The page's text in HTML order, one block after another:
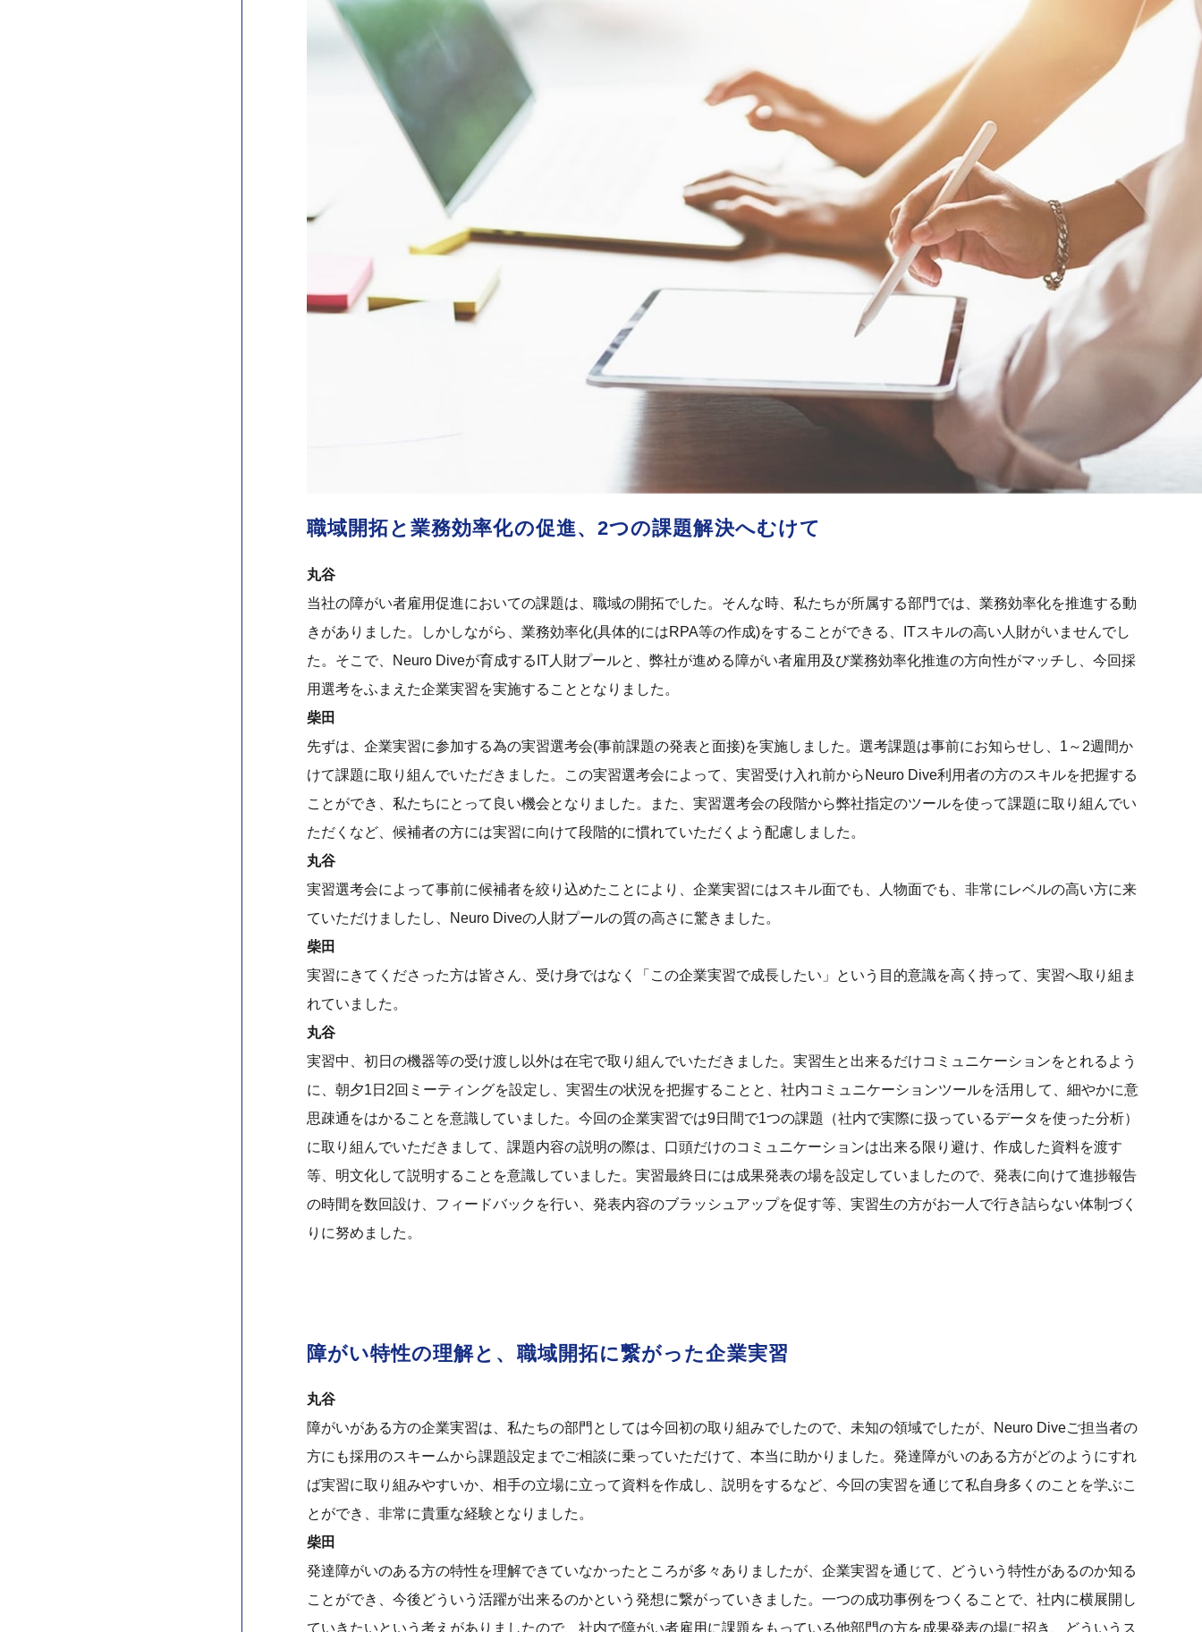
職域開拓と業務効率化の促進、2つの課題解決へむけて
丸谷
当社の障がい者雇用促進においての課題は、職域の開拓でした。そんな時、私たちが所属する部門では、業務効率化を推進する動
きがありました。しかしながら、業務効率化(具体的にはRPA等の作成)をすることができる、ITスキルの高い人財がいませんでし
た。そこで、Neuro Diveが育成するIT人財プールと、弊社が進める障がい者雇用及び業務効率化推進の方向性がマッチし、今回採
用選考をふまえた企業実習を実施することとなりました。
柴田
先ずは、企業実習に参加する為の実習選考会(事前課題の発表と面接)を実施しました。選考課題は事前にお知らせし、1～2週間か
けて課題に取り組んでいただきました。この実習選考会によって、実習受け入れ前からNeuro Dive利用者の方のスキルを把握する
ことができ、私たちにとって良い機会となりました。また、実習選考会の段階から弊社指定のツールを使って課題に取り組んでい
ただくなど、候補者の方には実習に向けて段階的に慣れていただくよう配慮しました。
丸谷
実習選考会によって事前に候補者を絞り込めたことにより、企業実習にはスキル面でも、人物面でも、非常にレベルの高い方に来
ていただけましたし、Neuro Diveの人財プールの質の高さに驚きました。
柴田
実習にきてくださった方は皆さん、受け身ではなく「この企業実習で成長したい」という目的意識を高く持って、実習へ取り組ま
れていました。
丸谷
実習中、初日の機器等の受け渡し以外は在宅で取り組んでいただきました。実習生と出来るだけコミュニケーションをとれるよう
に、朝夕1日2回ミーティングを設定し、実習生の状況を把握することと、社内コミュニケーションツールを活用して、細やかに意
思疎通をはかることを意識していました。今回の企業実習では9日間で1つの課題（社内で実際に扱っているデータを使った分析）
に取り組んでいただきまして、課題内容の説明の際は、口頭だけのコミュニケーションは出来る限り避け、作成した資料を渡す
等、明文化して説明することを意識していました。実習最終日には成果発表の場を設定していましたので、発表に向けて進捗報告
の時間を数回設け、フィードバックを行い、発表内容のブラッシュアップを促す等、実習生の方がお一人で行き詰らない体制づく
りに努めました。
障がい特性の理解と、職域開拓に繋がった企業実習
丸谷
障がいがある方の企業実習は、私たちの部門としては今回初の取り組みでしたので、未知の領域でしたが、Neuro Diveご担当者の
方にも採用のスキームから課題設定までご相談に乗っていただけて、本当に助かりました。発達障がいのある方がどのようにすれ
ば実習に取り組みやすいか、相手の立場に立って資料を作成し、説明をするなど、今回の実習を通じて私自身多くのことを学ぶこ
とができ、非常に貴重な経験となりました。
柴田
発達障がいのある方の特性を理解できていなかったところが多々ありましたが、企業実習を通じて、どういう特性があるのか知る
ことができ、今後どういう活躍が出来るのかという発想に繋がっていきました。一つの成功事例をつくることで、社内に横展開し
ていきたいという考えがありましたので、社内で障がい者雇用に課題をもっている他部門の方を成果発表の場に招き、どういうス